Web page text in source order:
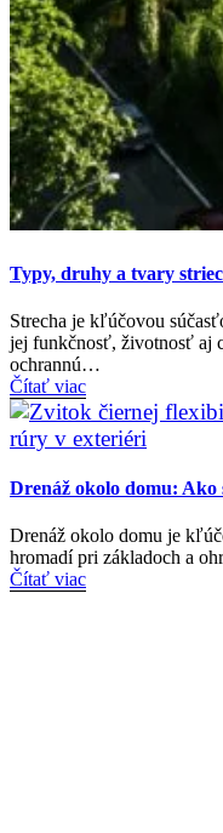
Typy, druhy a tvary
Strecha je kľúčovou
jej funkčnosť, životnosť aj
ochrannú…
Čítať viac
Drenáž okolo domu:
Drenáž okolo domu je
hromadí pri základoch a
Čítať viac